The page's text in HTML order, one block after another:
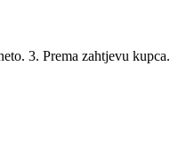
3. Prema zahtjevu kupca.